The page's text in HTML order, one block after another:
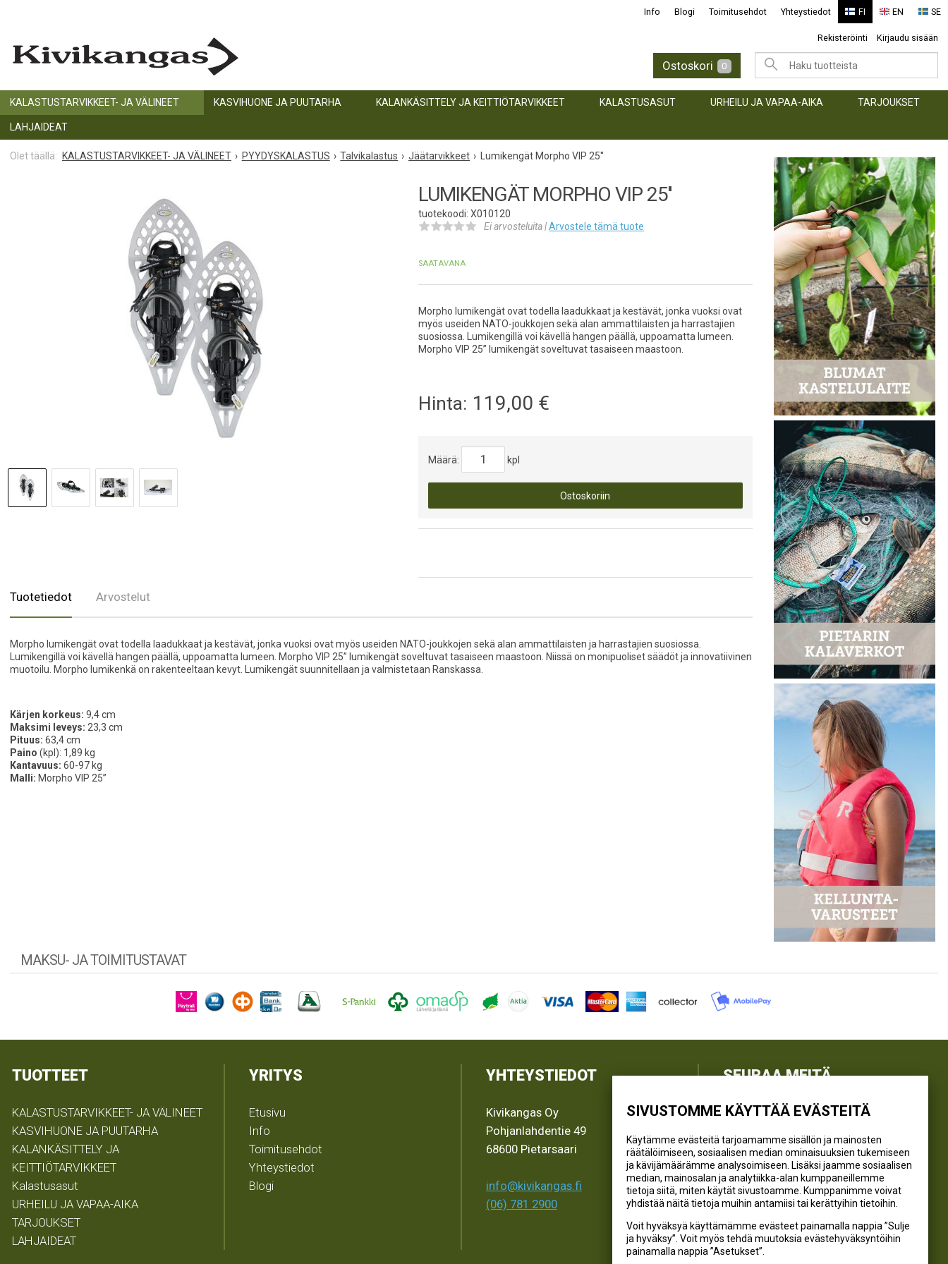
SIVUSTOMME KÄYTTÄÄ EVÄSTEITÄ
Käytämme evästeitä tarjoamamme sisällön ja mainosten
räätälöimiseen, sosiaalisen median ominaisuuksien tukemiseen
ja kävijämäärämme analysoimiseen. Lisäksi jaamme sosiaalisen
median, mainosalan ja analytiikka-alan kumppaneillemme
tietoja siitä, miten käytät sivustoamme. Kumppanimme voivat
yhdistää näitä tietoja muihin antamiisi tai kerättyihin tietoihin.
Voit hyväksyä käyttämämme evästeet painamalla nappia ”Sulje
ja hyväksy”. Voit myös tehdä muutoksia evästehyväksyntöihin
painamalla nappia ”Asetukset”.
FI EN SE
Info Blogi Toimitusehdot Yhteystiedot
Rekisteröinti Kirjaudu sisään
Ostoskori 0
KALASTUSTARVIKKEET- JA VÄLINEET KASVIHUONE JA PUUTARHA KALANKÄSITTELY JA KEITTIÖTARVIKKEET KALASTUSASUT URHEILU JA VAPAA-AIKA TARJOUKSET
LAHJAIDEAT
KALASTUSTARVIKKEET- JA VÄLINEET PYYDYSKALASTUS Talvikalastus Jäätarvikkeet Lumikengät Morpho VIP 25''
LUMIKENGÄT MORPHO VIP 25''
tuotekoodi: X010120
Ei arvosteluita |Arvosteletämä tuote
SAATAVANA
Morpho lumikengät ovat todella laadukkaat ja kestävät, jonka vuoksi ovat
myös useiden NATO-joukkojen sekä alan ammattilaisten ja harrastajien
suosiossa. Lumikengillä voi kävellä hangen päällä, uppoamatta lumeen.
Morpho VIP 25” lumikengät soveltuvat tasaiseen maastoon.
Hinta: 119,00 €
Määrä: kpl
Ostoskoriin
Tuotetiedot Arvostelut
Morpho lumikengät ovat todella laadukkaat ja kestävät, jonka vuoksi ovat myös useiden NATO-joukkojen sekä alan ammattilaisten ja harrastajien suosiossa.
Lumikengillä voi kävellä hangen päällä, uppoamatta lumeen. Morpho VIP 25” lumikengät soveltuvat tasaiseen maastoon. Niissä on monipuoliset säädöt ja innovatiivinen
muotoilu. Morpho lumikenkä on rakenteeltaan kevyt. Lumikengät suunnitellaan ja valmistetaan Ranskassa.
Kärjen korkeus: 9,4 cm
Maksimi leveys: 23,3 cm
Pituus: 63,4 cm
Paino (kpl): 1,89 kg
Kantavuus: 60-97 kg
Malli: Morpho VIP 25”
MAKSU- JA TOIMITUSTAVAT
TUOTTEET
KALASTUSTARVIKKEET- JA VÄLINEET
KASVIHUONE JA PUUTARHA
KALANKÄSITTELY JA
KEITTIÖTARVIKKEET
Kalastusasut
URHEILU JA VAPAA-AIKA
TARJOUKSET
LAHJAIDEAT
YRITYS
Etusivu
Info
Toimitusehdot
Yhteystiedot
Blogi
YHTEYSTIEDOT
Kivikangas Oy
Pohjanlahdentie 49
68600 Pietarsaari
info@kivikangas.fi
(06) 781 2900
SEURAA MEITÄ
@kivikangaskalastus
@kivikangas_kalastus
@kivikangaskasvihuoneet
Kivikangas Oy